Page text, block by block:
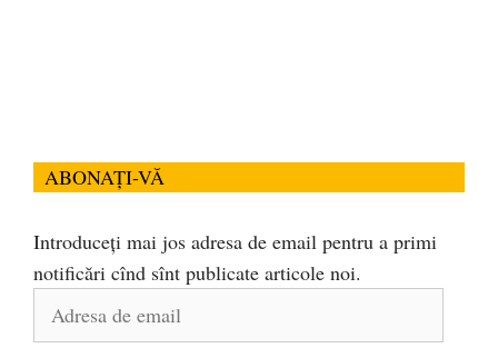
ABONAȚI-VĂ
Introduceți mai jos adresa de email pentru a primi
notificări cînd sînt publicate articole noi.
Adresa